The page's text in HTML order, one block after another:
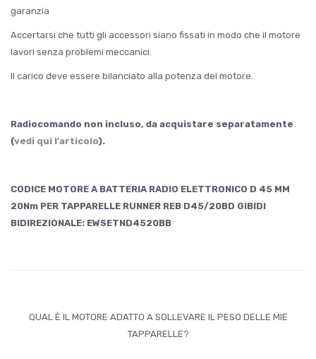
garanzia
Accertarsi che tutti gli accessori siano fissati in modo che il motore
lavori senza problemi meccanici.
Il carico deve essere bilanciato alla potenza del motore.
Radiocomando non incluso, da acquistare separatamente
(vedi qui l'articolo).
CODICE MOTORE A BATTERIA RADIO ELETTRONICO D 45 MM
20Nm PER TAPPARELLE RUNNER REB D45/20BD GIBIDI
BIDIREZIONALE: EWSETND4520BB
QUAL È IL MOTORE ADATTO A SOLLEVARE IL PESO DELLE MIE
TAPPARELLE?